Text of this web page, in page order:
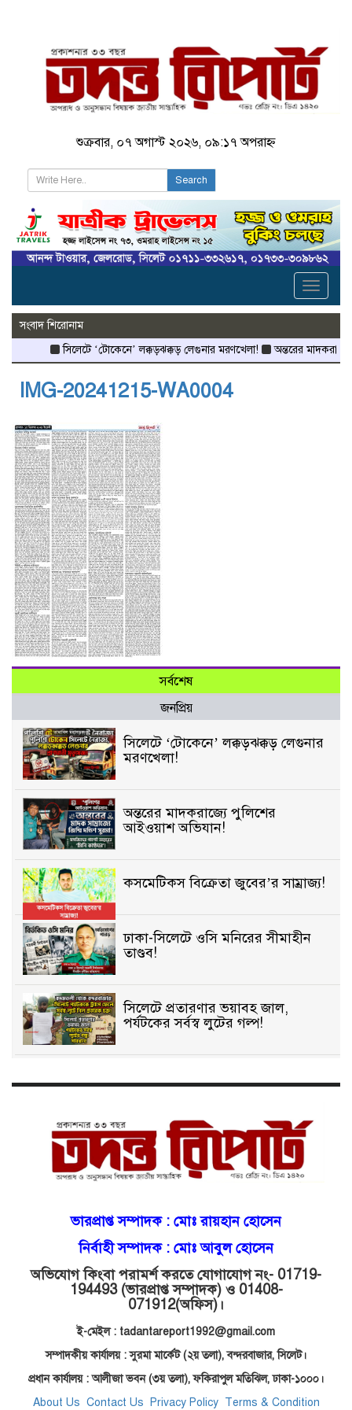
শুক্রবার, ০৭ অগাস্ট ২০২৬, ০৯:১৭ অপরাহ্ন
Search
Toggle
সংবাদ শিরোনাম
সিলেটে ‘টোকেনে’ লক্কড়ঝক্কড় লেগুনার মরণখেলা!
অন্তরের
IMG-20241215-WA0004
সর্বশেষ
জনপ্রিয়
সিলেটে ‘টোকেনে’ লক্কড়ঝক্কড় লেগুনার
মরণখেলা!
অন্তরের মাদকরাজ্যে পুলিশের
আইওয়াশ অভিযান!
কসমেটিকস বিক্রেতা জুবের’র সাম্রাজ্য!
ঢাকা-সিলেটে ওসি মনিরের সীমাহীন
তাণ্ডব!
সিলেটে প্রতারণার ভয়াবহ জাল,
পর্যটকের সর্বস্ব লুটের গল্প!
কিশোরীকে যৌনপীড়নের পর
ভ্রূণহত্যার অপচেষ্টা, গোয়াইনঘাট জুড়ে
চাঞ্চল্য!
মোগলাবাজার থানা কার কবলে?
গোয়াইনঘাটে বিজিবির নাম ভাঙিয়ে
দুলালের রাজত্ব!
মোগলাবাজারে এসআই দয়াময়’র
ঘুষের রাজত্ব!
ভারপ্রাপ্ত সম্পাদক : মোঃ রায়হান হোসেন
নির্বাহী সম্পাদক : মোঃ আবুল হোসেন
অভিযোগ কিংবা পরামর্শ করতে যোগাযোগ নং- 01719-
194493 (ভারপ্রাপ্ত সম্পাদক) ও 01408-
071912(অফিস)।
ই-মেইল : tadantareport1992@gmail.com
সম্পাদকীয় কার্যালয় : সুরমা মার্কেট (২য় তলা),বন্দরবাজার, সিলেট।
প্রধান কার্যালয় : আলীজা ভবন (৩য় তলা), ফকিরাপুল মতিঝিল, ঢাকা-১০০০।
About Us Contact Us Privacy Policy Terms & Condition